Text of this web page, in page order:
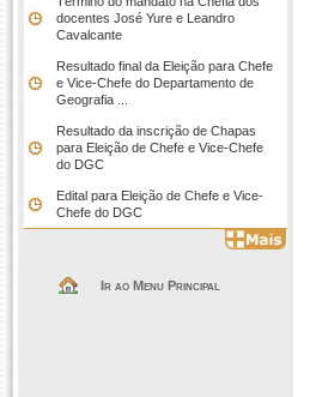
docentes José Yure e Leandro
Cavalcante
Resultado final da Eleição para Chefe
e Vice-Chefe do Departamento de
Geografia ...
Resultado da inscrição de Chapas
para Eleição de Chefe e Vice-Chefe
do DGC
Edital para Eleição de Chefe e Vice-
Chefe do DGC
Ir ao Menu Principal